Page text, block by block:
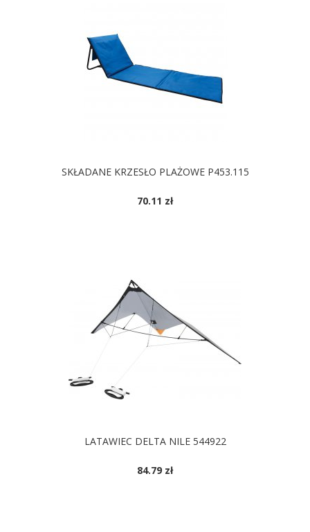
SKŁADANE KRZESŁO PLAŻOWE P453.115
70.11 zł
LATAWIEC DELTA NILE 544922
84.79 zł